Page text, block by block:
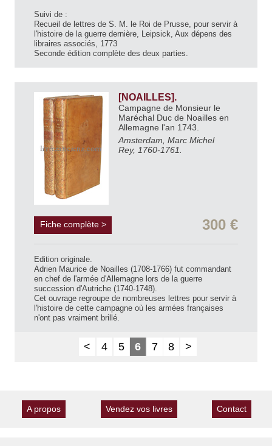
Suivi de :
Recueil de lettres de S. M. le Roi de Prusse, pour servir à
l'histoire de la guerre dernière, Leipsick, Aux dépens des
libraires associés, 1773
Seconde édition complète des deux parties.
[NOAILLES].
Campagne de Monsieur le
Maréchal Duc de Noailles en
Allemagne l'an 1743.
Amsterdam, Marc Michel
Rey, 1760-1761.
Fiche complète > 300 €
Edition originale.
Adrien Maurice de Noailles (1708-1766) fut commandant
en chef de l'armée d'Allemagne lors de la guerre
succession d'Autriche (1740-1748).
Cet ouvrage regroupe de nombreuses lettres pour servir à
l'histoire de cette campagne où les armées françaises
n'ont pas vraiment brillé.
< 4 5 6 7 8 >
A propos Vendez vos livres Contact